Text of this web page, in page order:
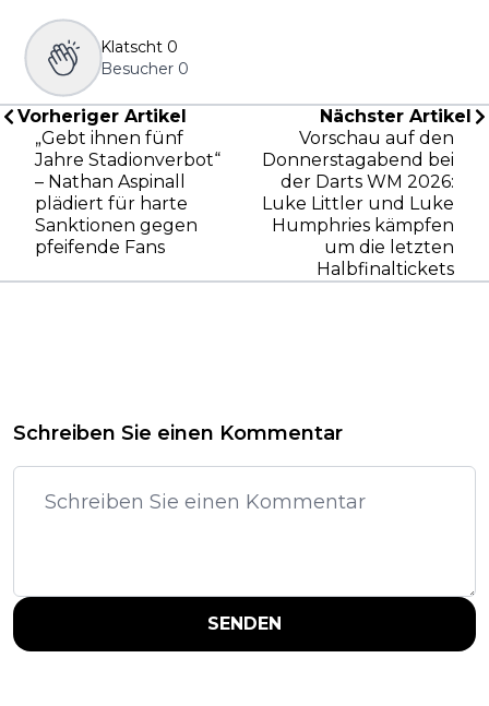
Klatscht 0
Besucher 0
Vorheriger Artikel
„Gebt ihnen fünf
Jahre Stadionverbot“
– Nathan Aspinall
plädiert für harte
Sanktionen gegen
pfeifende Fans
Nächster Artikel
Vorschau auf den
Donnerstagabend bei
der Darts WM 2026:
Luke Littler und Luke
Humphries kämpfen
um die letzten
Halbfinaltickets
Schreiben Sie einen Kommentar
SENDEN